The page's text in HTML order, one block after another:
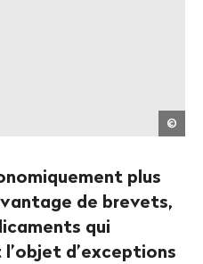
©
plus
de brevets,
qui
d’exceptions